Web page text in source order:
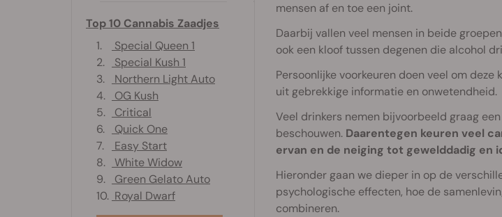
mensen af en toe een joint.
Daarbij vallen veel mensen in beide
ook een kloof tussen degenen die alcohol
Persoonlijke voorkeuren doen veel om
uit gebrekkige informatie en onwetendheid.
Veel drinkers nemen bijvoorbeeld graag
beschouwen. Daarentegen keuren veel
ervan en de neiging tot gewelddadig en
Hieronder gaan we dieper in op de
psychologische effecten, hoe de
combineren.
Top 10 Cannabis Zaadjes
1.
Special Queen 1
2.
Special Kush 1
3.
Northern Light Auto
4.
OG Kush
5.
Critical
6.
Quick One
7.
Easy Start
8.
White Widow
9.
Green Gelato Auto
10. Royal Dwarf